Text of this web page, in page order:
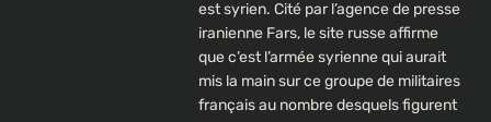
est syrien. Cité par l’agence de presse
iranienne Fars, le site russe affirme
que c’est l’armée syrienne qui aurait
mis la main sur ce groupe de militaires
français au nombre desquels figurent